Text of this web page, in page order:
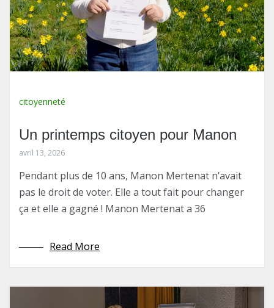
citoyenneté
Un printemps citoyen pour Manon
avril 13, 2026
Pendant plus de 10 ans, Manon Mertenat n’avait
pas le droit de voter. Elle a tout fait pour changer
ça et elle a gagné ! Manon Mertenat a 36
Read More